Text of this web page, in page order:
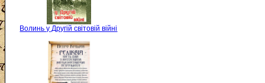
Волинь у Другій світовій війні